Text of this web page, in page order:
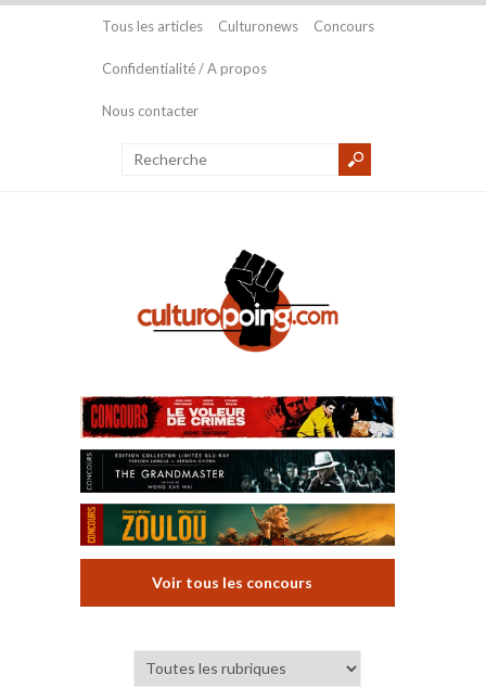
Tous les articles Culturonews Concours
Confidentialité / A propos
Nous contacter
Voir tous les concours